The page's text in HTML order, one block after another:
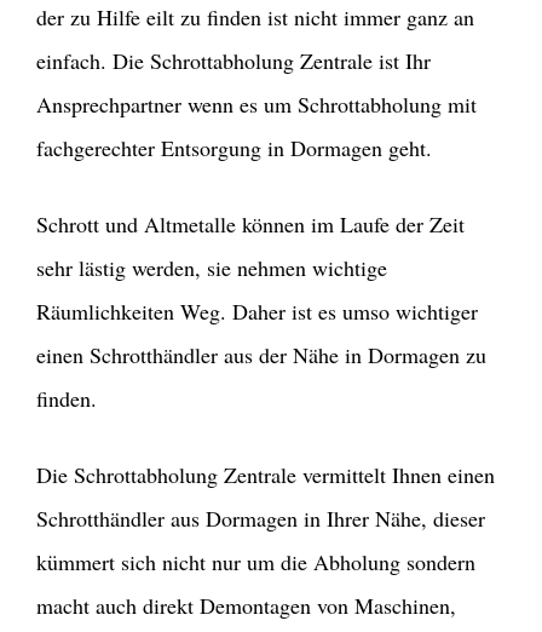
der zu Hilfe eilt zu finden ist nicht immer ganz an
einfach. Die Schrottabholung Zentrale ist Ihr
Ansprechpartner wenn es um Schrottabholung mit
fachgerechter Entsorgung in Dormagen geht.
Schrott und Altmetalle können im Laufe der Zeit
sehr lästig werden, sie nehmen wichtige
Räumlichkeiten Weg. Daher ist es umso wichtiger
einen Schrotthändler aus der Nähe in Dormagen zu
finden.
Die Schrottabholung Zentrale vermittelt Ihnen einen
Schrotthändler aus Dormagen in Ihrer Nähe, dieser
kümmert sich nicht nur um die Abholung sondern
macht auch direkt Demontagen von Maschinen,